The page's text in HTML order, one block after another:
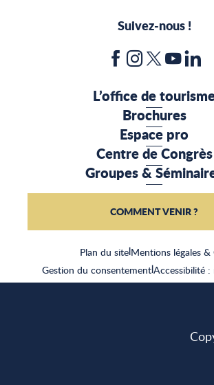
Suivez-nous !
Plan du site|Mentions légales &
Gestion du consentement|Accessibilité
L’office de
Brochures
Espace pro
Centre de Congrès
Groupes &
COMMENT VENIR ?